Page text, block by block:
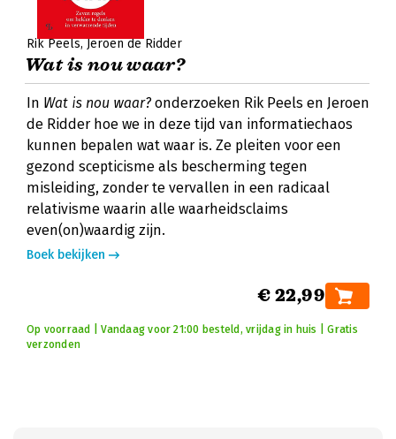
Rik Peels Jeroen de Ridder
Wat is nou waar?
In Wat is nou waar? onderzoeken Rik Peels en Jeroen
de Ridder hoe we in deze tijd van informatiechaos
kunnen bepalen wat waar is. Ze pleiten voor een
gezond scepticisme als bescherming tegen
misleiding, zonder te vervallen in een radicaal
relativisme waarin alle waarheidsclaims
even(on)waardig zijn.
Boek bekijken
€ 22,99
Op voorraad | Vandaag voor 21:00 besteld, vrijdag in huis | Gratis
verzonden